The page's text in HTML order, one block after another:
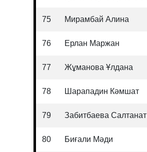
75 Мирамбай Алина
76 Ерлан Маржан
77 Жұманова Ұлдана
78 Шарападин Кәмшат
79 Забитбаева Салтанат
80 Биғали Мәди